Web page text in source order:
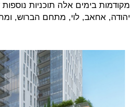
מקודמות בימים אלה תוכניות
יהודה, אחאב, לוי, מתחם הברוש,